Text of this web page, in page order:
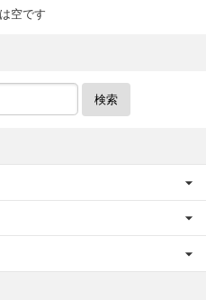
空です
検索